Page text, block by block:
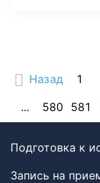
Назад 1
...
580 581
Подготовка к
Запись на